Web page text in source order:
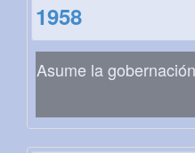
1958
Asume la